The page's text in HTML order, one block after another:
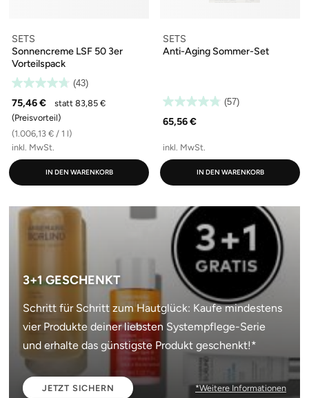
SETS
Sonnencreme LSF 50 3er
Vorteilspack
(43)
75,46 €
statt 83,85 €
(Preisvorteil)
(1.006,13 € / 1 l)
inkl. MwSt.
IN DEN WARENKORB
SETS
Anti-Aging Sommer-Set
(57)
65,56 €
inkl. MwSt.
IN DEN WARENKORB
3+1 GESCHENKT
Schritt für Schritt zum Hautglück: Kaufe mindestens
vier Produkte deiner liebsten Systempflege-Serie
und erhalte das günstigste Produkt geschenkt!*
JETZT SICHERN *Weitere Informationen